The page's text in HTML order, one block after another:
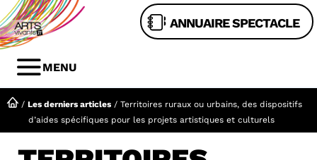
Aller
au
contenu
ANNUAIRE SPECTACLE
MENU
MENU
/ Les derniers articles / Territoires ruraux ou urbains, des dispositifs
d’aides spécifiques pour les projets artistiques et culturels